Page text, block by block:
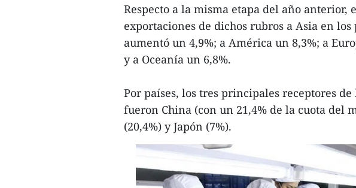
Respecto a la misma etapa del año anterior,
exportaciones de dichos rubros a Asia en los
aumentó un 4,9%; a América un 8,3%; a
y a Oceanía un 6,8%.
Por países, los tres principales receptores
fueron China (con un 21,4% de la cuota del
(20,4%) y Japón (7%).